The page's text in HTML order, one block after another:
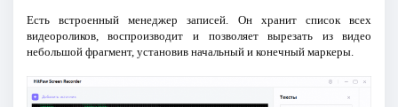
Есть встроенный менеджер записей. Он хранит список всех
видеороликов, воспроизводит и позволяет вырезать из видео
небольшой фрагмент, установив начальный и конечный маркеры.